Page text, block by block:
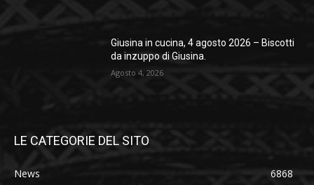
Giusina in cucina, 4 agosto 2026 – Biscotti
da inzuppo di Giusina.
Agosto 4, 2026
LE CATEGORIE DEL SITO
News
6868